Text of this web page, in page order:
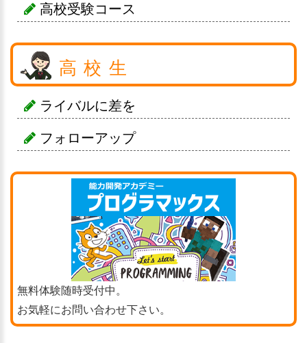
高校受験コース
高校生
ライバルに差を
フォローアップ
無料体験随時受付中。
お気軽にお問い合わせ下さい。